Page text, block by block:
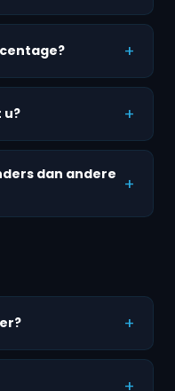
u?
dan andere